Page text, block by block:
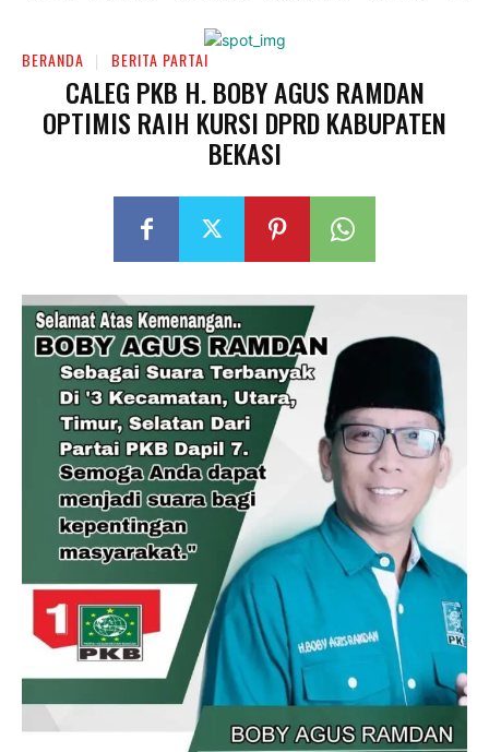
BERANDA BERITA PARTAI
CALEG PKB H. BOBY AGUS RAMDAN
OPTIMIS RAIH KURSI DPRD KABUPATEN
BEKASI